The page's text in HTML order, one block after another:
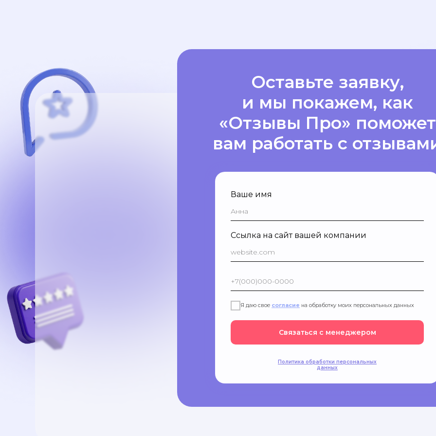
Оставьте заявку,
и мы покажем, как
«Отзывы Про» поможет
вам работать с
Политика обработки персональных
данных
Ваше имя
Ссылка на сайт вашей компании
Я даю свое согласие на обработку моих персональных данных
Связаться с менеджером